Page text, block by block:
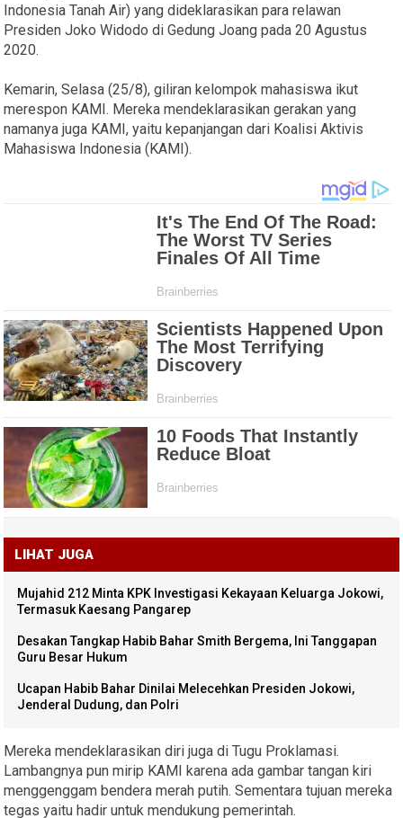
Indonesia Tanah Air) yang dideklarasikan para relawan
Presiden Joko Widodo di Gedung Joang pada 20 Agustus
2020.
Kemarin, Selasa (25/8), giliran kelompok mahasiswa ikut
merespon KAMI. Mereka mendeklarasikan gerakan yang
namanya juga KAMI, yaitu kepanjangan dari Koalisi Aktivis
Mahasiswa Indonesia (KAMI).
LIHAT JUGA
Mujahid 212 Minta KPK Investigasi Kekayaan Keluarga Jokowi,
Termasuk Kaesang Pangarep
Desakan Tangkap Habib Bahar Smith Bergema, Ini Tanggapan
Guru Besar Hukum
Ucapan Habib Bahar Dinilai Melecehkan Presiden Jokowi,
Jenderal Dudung, dan Polri
Mereka mendeklarasikan diri juga di Tugu Proklamasi.
Lambangnya pun mirip KAMI karena ada gambar tangan kiri
menggenggam bendera merah putih. Sementara tujuan mereka
tegas yaitu hadir untuk mendukung pemerintah.